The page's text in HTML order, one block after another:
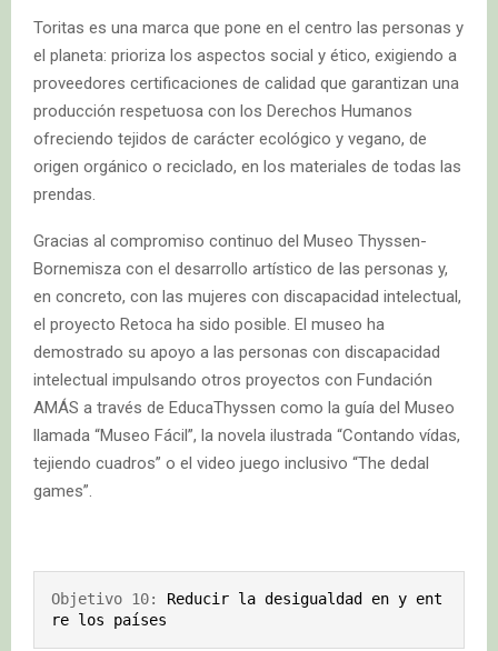
Toritas es una marca que pone en el centro las personas y
el planeta: prioriza los aspectos social y ético, exigiendo a
proveedores certificaciones de calidad que garantizan una
producción respetuosa con los Derechos Humanos
ofreciendo tejidos de carácter ecológico y vegano, de
origen orgánico o reciclado, en los materiales de todas las
prendas.
Gracias al compromiso continuo del Museo Thyssen-
Bornemisza con el desarrollo artístico de las personas y,
en concreto, con las mujeres con discapacidad intelectual,
el proyecto Retoca ha sido posible. El museo ha
demostrado su apoyo a las personas con discapacidad
intelectual impulsando otros proyectos con Fundación
AMÁS a través de EducaThyssen como la guía del Museo
llamada “Museo Fácil”, la novela ilustrada “Contando vídas,
tejiendo cuadros” o el video juego inclusivo “The dedal
games”.
Objetivo 10: Reducir la desigualdad en y ent
re los países